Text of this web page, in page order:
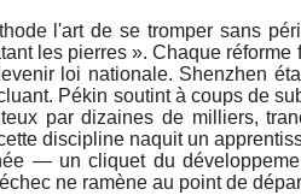
l'art de se tromper sans
les pierres ». Chaque réforme
loi nationale. Shenzhen
Pékin soutint à coups de
par dizaines de milliers,
discipline naquit un
— un cliquet du
ne ramène au point de